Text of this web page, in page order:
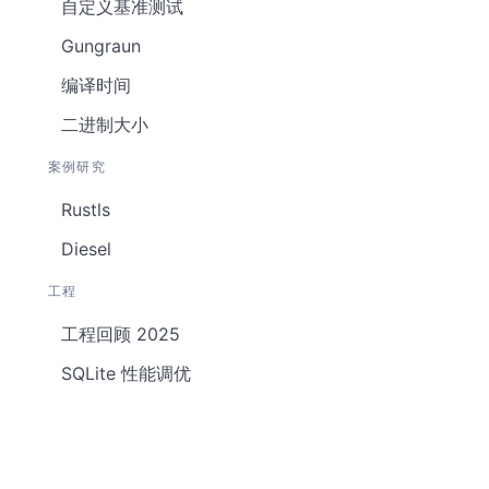
自定义基准测试
Gungraun
编译时间
二进制大小
案例研究
Rustls
Diesel
工程
工程回顾 2025
SQLite 性能调优